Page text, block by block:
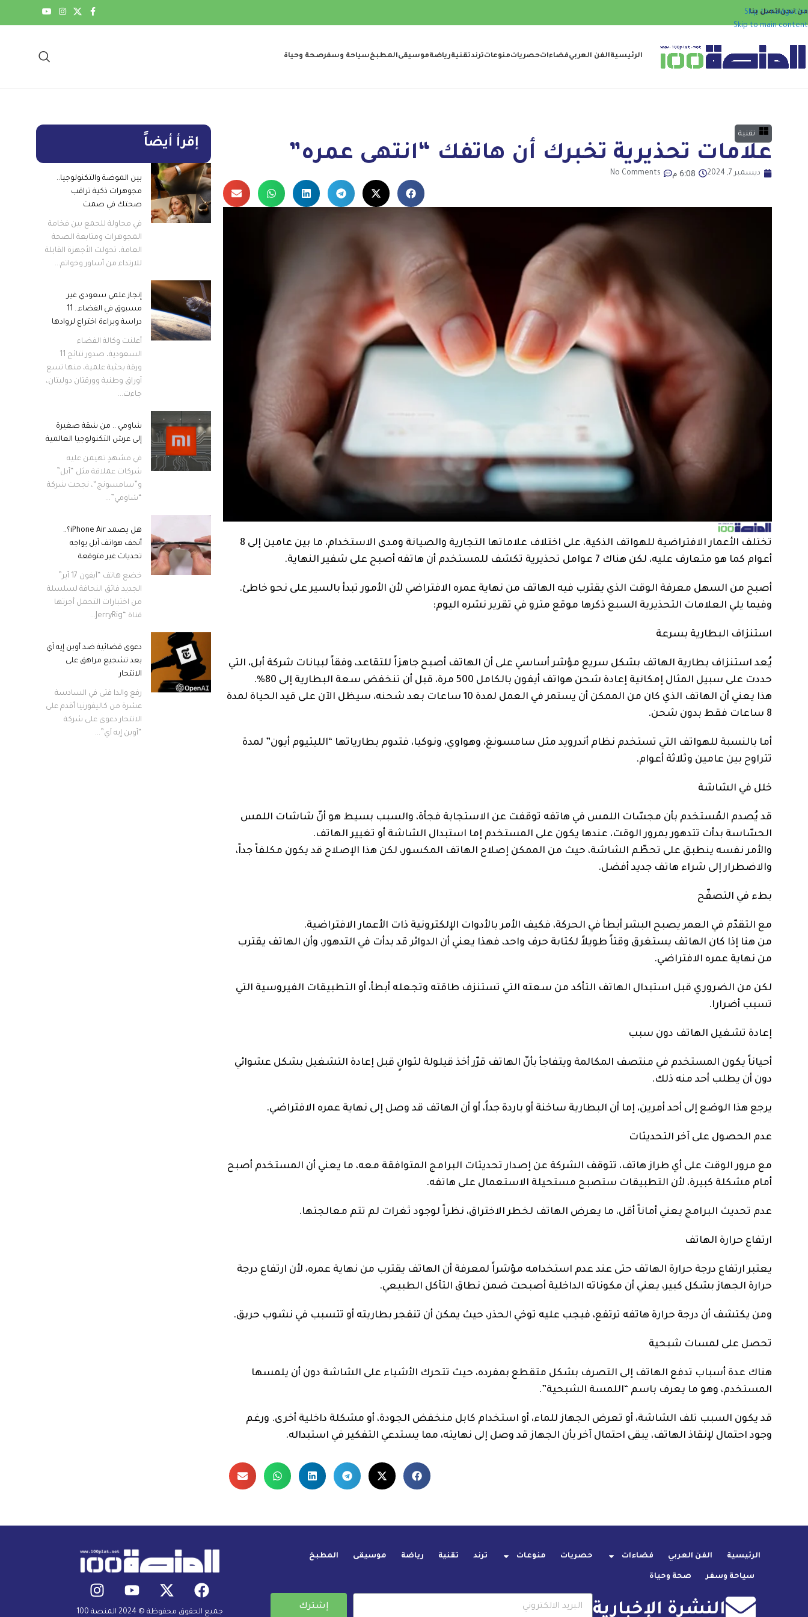
Skip to navigation
Skip to main content
من نحناتصل بنا
الرئيسيةالفن العربيفضاءاتحصرياتمنوعاتترندتقنيةرياضةموسيقىالمطبخسياحة وسفرصحة وحياة
تقنية
علامات تحذيرية تخبرك أن هاتفك “انتهى عمره”
ديسمبر 7, 2024 6:08 م No Comments
تختلف الأعمار الافتراضية للهواتف الذكية، على اختلاف علاماتها التجارية والصيانة ومدى الاستخدام، ما بين عامين إلى 8
أعوام كما هو متعارف عليه، لكن هناك 7 عوامل تحذيرية تكشف للمستخدم أن هاتفه أصبح على شفير النهاية.
أصبح من السهل معرفة الوقت الذي يقترب فيه الهاتف من نهاية عمره الافتراضي لأن الأمور تبدأ بالسير على نحو خاطئ.
وفيما يلي العلامات التحذيرية السبع ذكرها موقع مترو في تقرير نشره اليوم:
استنزاف البطارية بسرعة
يُعد استنزاف بطارية الهاتف بشكل سريع مؤشر أساسي على أن الهاتف أصبح جاهزاً للتقاعد، وفقاً لبيانات شركة أبل، التي
حددت على سبيل المثال إمكانية إعادة شحن هواتف أيفون بالكامل 500 مرة، قبل أن تنخفض سعة البطارية إلى 80%.
هذا يعني أن الهاتف الذي كان من الممكن أن يستمر في العمل لمدة 10 ساعات بعد شحنه، سيظل الآن على قيد الحياة لمدة
8 ساعات فقط بدون شحن.
أما بالنسبة للهواتف التي تستخدم نظام أندرويد مثل سامسونغ، وهواوي، ونوكيا، فتدوم بطارياتها “الليثيوم أيون” لمدة
تتراوح بين عامين وثلاثة أعوام.
خلل في الشاشة
قد يُصدم المُستخدم بأن مجسّات اللمس في هاتفه توقفت عن الاستجابة فجأة، والسبب بسيط هو أنّ شاشات اللمس
الحسّاسة بدأت تتدهور بمرور الوقت، عندها يكون على المستخدم إما استبدال الشاشة أو تغيير الهاتف.
والأمر نفسه ينطبق على تحطّم الشاشة، حيث من الممكن إصلاح الهاتف المكسور، لكن هذا الإصلاح قد يكون مكلفاً جداً،
والاضطرار إلى شراء هاتف جديد أفضل.
بطء في التصفّح
مع التقدّم في العمر يصبح البشر أبطأ في الحركة، فكيف الأمر بالأدوات الإلكترونية ذات الأعمار الافتراضية.
من هنا إذا كان الهاتف يستغرق وقتاً طويلاً لكتابة حرف واحد، فهذا يعني أن الدوائر قد بدأت في التدهور، وأن الهاتف يقترب
من نهاية عمره الافتراضي.
لكن من الضروري قبل استبدال الهاتف التأكد من سعته التي تستنزف طاقته وتجعله أبطأ، أو التطبيقات الفيروسية التي
تسبب أضرارا.
إعادة تشغيل الهاتف دون سبب
أحياناً يكون المستخدم في منتصف المكالمة ويتفاجأ بأنّ الهاتف قرّر أخذ قيلولة لثوانٍ قبل إعادة التشغيل بشكل عشوائي
دون أن يطلب أحد منه ذلك.
يرجع هذا الوضع إلى أحد أمرين، إما أن البطارية ساخنة أو باردة جداً، أو أن الهاتف قد وصل إلى نهاية عمره الافتراضي.
عدم الحصول على آخر التحديثات
مع مرور الوقت على أي طراز هاتف، تتوقف الشركة عن إصدار تحديثات البرامج المتوافقة معه، ما يعني أن المستخدم أصبح
أمام مشكلة كبيرة، لأن التطبيقات ستصبح مستحيلة الاستعمال على هاتفه.
عدم تحديث البرامج يعني أماناً أقل، ما يعرض الهاتف لخطر الاختراق، نظراً لوجود ثغرات لم تتم معالجتها.
ارتفاع حرارة الهاتف
يعتبر ارتفاع درجة حرارة الهاتف حتى عند عدم استخدامه مؤشراً لمعرفة أن الهاتف يقترب من نهاية عمره، لأن ارتفاع درجة
حرارة الجهاز بشكل كبير، يعني أن مكوناته الداخلية أصبحت ضمن نطاق التآكل الطبيعي.
ومن يكتشف أن درجة حرارة هاتفه ترتفع، فيجب عليه توخي الحذر، حيث يمكن أن تنفجر بطاريته أو تتسبب في نشوب حريق.
تحصل على لمسات شبحية
هناك عدة أسباب تدفع الهاتف إلى التصرف بشكل متقطع بمفرده، حيث تتحرك الأشياء على الشاشة دون أن يلمسها
المستخدم، وهو ما يعرف باسم “اللمسة الشبحية”.
قد يكون السبب تلف الشاشة، أو تعرض الجهاز للماء، أو استخدام كابل منخفض الجودة، أو مشكلة داخلية أخرى. ورغم
وجود احتمال لإنقاذ الهاتف، يبقى احتمال آخر بأن الجهاز قد وصل إلى نهايته، مما يستدعي التفكير في استبداله.
إقرأ أيضاً
بين الموضة والتكنولوجيا..
مجوهرات ذكية تراقب
صحتك في صمت
في محاولة للجمع بين فخامة
المجوهرات ومتابعة الصحة
العامة، تحولت الأجهزة القابلة
للارتداء من أساور وخواتم...
إنجاز علمي سعودي غير
مسبوق في الفضاء.. 11
دراسة وبراءة اختراع لروادها
أعلنت وكالة الفضاء
السعودية، صدور نتائج 11
ورقة بحثية علمية، منها تسع
أوراق وطنية وورقتان دوليتان،
جاءت...
شاومي .. من شقة صغيرة
إلى عرش التكنولوجيا العالمية
في مشهدٍ تهيمن عليه
شركات عملاقة مثل “أبل”
و”سامسونج“، نجحت شركة
“شاومي”...
هل يصمد iPhone Air؟..
أنحف هواتف آبل يواجه
تحديات غير متوقعة
خضع هاتف “آيفون 17 أير”
الجديد فائق النحافة لسلسلة
من اختبارات التحمل أجرتها
قناة “JerryRig...
دعوى قضائية ضد أوبن إيه آي
بعد تشجيع مراهق على
الانتحار
رفع والدا فتى في السادسة
عشرة من كاليفورنيا أقدم على
الانتحار دعوى على شركة
“أوبن إيه آي”...
الرئيسية الفن العربي فضاءات حصريات منوعات ترند تقنية رياضة موسيقى المطبخ
سياحة وسفر صحة وحياة
النشرة الإخبارية إشترك
جميع الحقوق محفوظة © 2024 المنصة 100